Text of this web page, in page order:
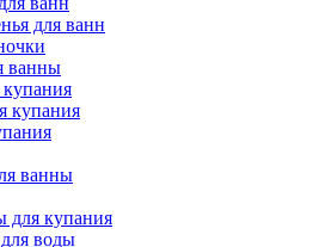
для ванн
ванны
купания
ванны
для купания
воды